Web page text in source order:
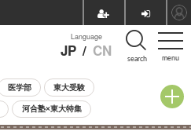
menu
Language
JP / CN search
医学部 東大受験
河合塾×東大特集
中学受験 小学校受験